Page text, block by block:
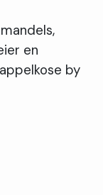
en
by